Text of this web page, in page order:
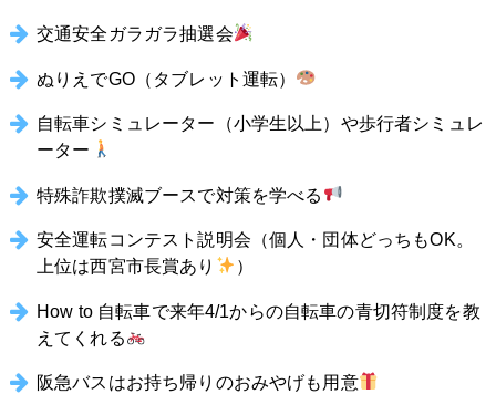
交通安全ガラガラ抽選会
ぬりえでGO（タブレット運転）
自転車シミュレーター（小学生以上）や歩行者シミュレ
ーター
特殊詐欺撲滅ブースで対策を学べる
安全運転コンテスト説明会（個人・団体どっちもOK。
上位は西宮市長賞あり
）
How to 自転車で来年4/1からの自転車の青切符制度を教
えてくれる
阪急バスはお持ち帰りのおみやげも用意